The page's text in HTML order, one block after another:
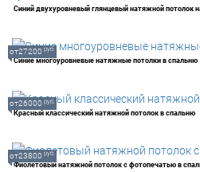
Синий двухуровневый глянцевый натяжной потолок
Синие многоуровневые натяжные потолки в спальню
от27200 руб.
Красный классический натяжной потолок в спальню
от26000 руб.
Фиолетовый натяжной потолок с фотопечатью в
от23800 руб.